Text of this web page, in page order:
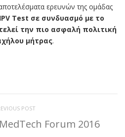
ερευνών της ομάδας
Test σε συνδυασμό με το
την πιο ασφαλή πολιτική
μήτρας.
POST
Forum 2016